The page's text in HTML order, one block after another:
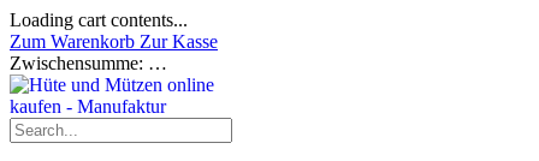
Loading cart contents...
Zum Warenkorb Zur Kasse
Zwischensumme: …